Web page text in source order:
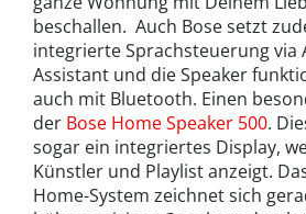
beschallen. Auch Bose setzt
integrierte Sprachsteuerung via
Assistant und die Speaker
auch mit Bluetooth. Einen
der Bose Home Speaker 500.
sogar ein integriertes Display,
Künstler und Playlist anzeigt.
Home-System zeichnet sich